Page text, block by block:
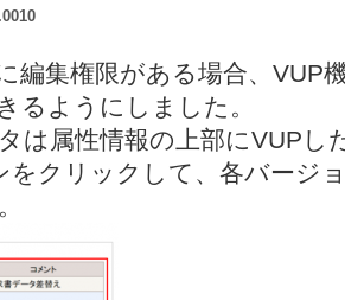
編集権限がある場合、VUP
るようにしました。
は属性情報の上部にVUPし
をクリックして、各バージ